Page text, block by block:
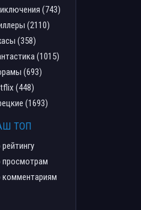
(743)
(2110)
(358)
(1015)
(693)
(448)
(1693)
ТОП
просмотрам
комментариям